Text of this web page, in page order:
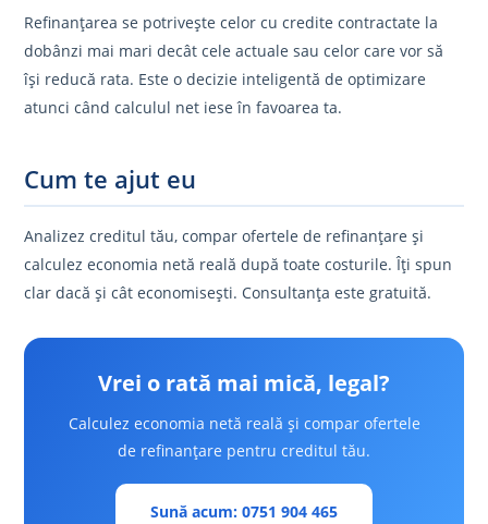
Refinanțarea se potrivește celor cu credite contractate la
dobânzi mai mari decât cele actuale sau celor care vor să
își reducă rata. Este o decizie inteligentă de optimizare
atunci când calculul net iese în favoarea ta.
Cum te ajut eu
Analizez creditul tău, compar ofertele de refinanțare și
calculez economia netă reală după toate costurile. Îți spun
clar dacă și cât economisești. Consultanța este gratuită.
Vrei o rată mai mică, legal?
Calculez economia netă reală și compar ofertele
de refinanțare pentru creditul tău.
Sună acum: 0751 904 465